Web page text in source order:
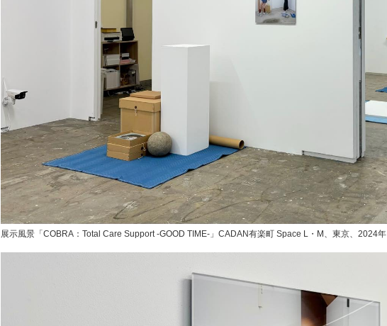
展示風景「COBRA：Total Care Support -GOOD TIME-」CADAN有楽町 Space L・M、東京、2024年